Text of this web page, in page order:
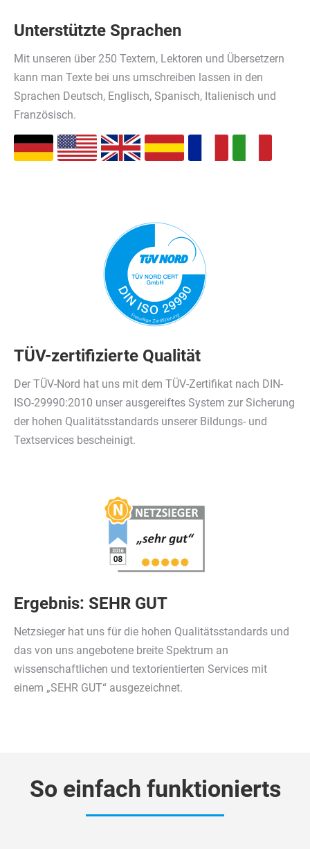
Unterstützte Sprachen
Mit unseren über 250 Textern, Lektoren und Übersetzern
kann man Texte bei uns umschreiben lassen in den
Sprachen Deutsch, Englisch, Spanisch, Italienisch und
Französisch.
TÜV-zertifizierte Qualität
Der TÜV-Nord hat uns mit dem TÜV-Zertifikat nach DIN-
ISO-29990:2010 unser ausgereiftes System zur Sicherung
der hohen Qualitätsstandards unserer Bildungs- und
Textservices bescheinigt.
Ergebnis: SEHR GUT
Netzsieger hat uns für die hohen Qualitätsstandards und
das von uns angebotene breite Spektrum an
wissenschaftlichen und textorientierten Services mit
einem „SEHR GUT“ ausgezeichnet.
So einfach funktionierts